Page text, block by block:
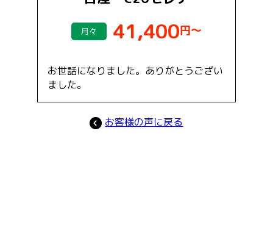
月々 41,400円～
お世話になりました。ありがとうござい
ました。
お客様の声に戻る